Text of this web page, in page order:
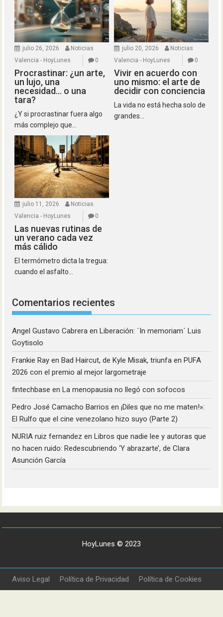
julio 26, 2026
Noticias
Valencia - HoyLunes
0
Procrastinar: ¿un arte,
un lujo, una
necesidad… o una
tara?
¿Y si procrastinar fuera algo
más complejo que...
julio 20, 2026
Noticias
Valencia - HoyLunes
0
Vivir en acuerdo con
uno mismo: el arte de
decidir con conciencia
La vida no está hecha solo de
grandes...
julio 11, 2026
Noticias
Valencia - HoyLunes
0
Las nuevas rutinas de
un verano cada vez
más cálido
El termómetro dicta la tregua:
cuando el asfalto...
Comentarios recientes
Angel Gustavo Cabrera en Liberación: ´In memoriam´ Luis
Goytisolo
Frankie Ray en Bad Haircut, de Kyle Misak, triunfa en PUFA
2026 con el premio al mejor largometraje
fintechbase en La menopausia no llegó con sofocos
Pedro José Camacho Barrios en¡Diles que no me maten!»:
El Rulfo que el cine venezolano hizo suyo (Parte 2)
NURIA ruiz fernandez en Libros que nadie lee y autoras que
no hacen ruido: Redescubriendo ‘Y abrazarte’, de Clara
Asunción García
HoyLunes © 2023
Aviso Legal Política de Privacidad Política de Cookies